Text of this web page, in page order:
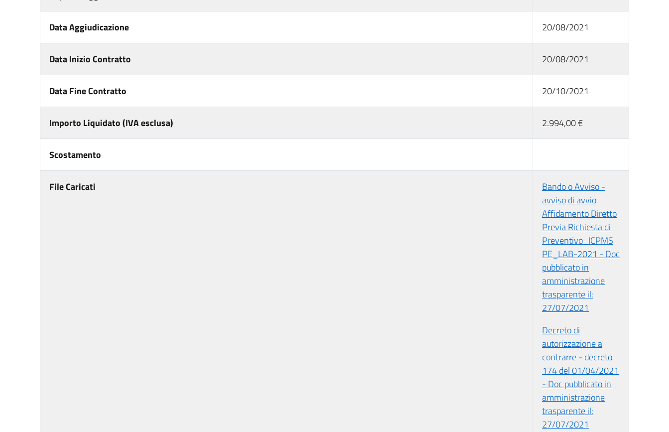
Data Aggiudicazione 20/08/2021
Data Inizio Contratto 20/08/2021
Data Fine Contratto 20/10/2021
Importo Liquidato (IVA esclusa) 2.994,00 €
Scostamento
File Caricati
Bando o Avviso -
avviso di avvio
Affidamento Diretto
Previa Richiesta di
Preventivo_ICPMS
PE_LAB-2021 - Doc
pubblicato in
amministrazione
trasparente il:
27/07/2021
Decreto di
autorizzazione a
contrarre - decreto
174 del 01/04/2021
- Doc pubblicato in
amministrazione
trasparente il:
27/07/2021